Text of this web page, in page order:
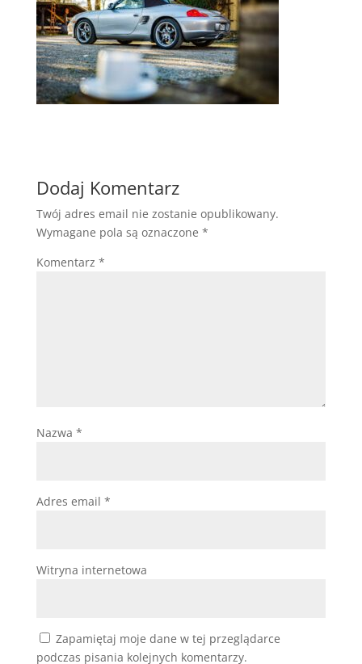
Dodaj Komentarz
Twój adres email nie zostanie opublikowany.
Wymagane pola są oznaczone *
Komentarz *
Nazwa *
Adres email *
Witryna internetowa
Zapamiętaj moje dane w tej przeglądarce
podczas pisania kolejnych komentarzy.